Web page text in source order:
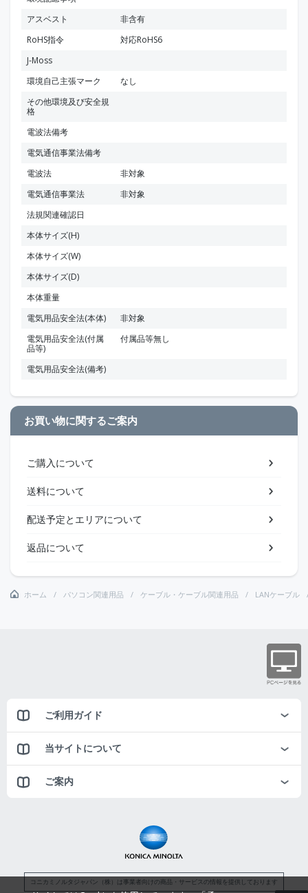
アスベスト
非含有
RoHS指令
対応RoHS6
J-Moss
環境自己主張マーク
なし
その他環境及び安全規
格
電波法備考
電気通信事業法備考
電波法
非対象
電気通信事業法
非対象
法規関連確認日
本体サイズ(H)
本体サイズ(W)
本体サイズ(D)
本体重量
電気用品安全法(本体)
非対象
電気用品安全法(付属
品等)
付属品等無し
電気用品安全法(備考)
お買い物に関するご案内
ご購入について
送料について
配送予定とエリアについて
返品について
ホーム パソコン関連用品 ケーブル・ケーブル関連用品 LANケーブル
ご利用ガイド
当サイトについて
ご案内
コニカミノルタジャパン（株）は事業者向けの商品・サービスの情報を提供しております